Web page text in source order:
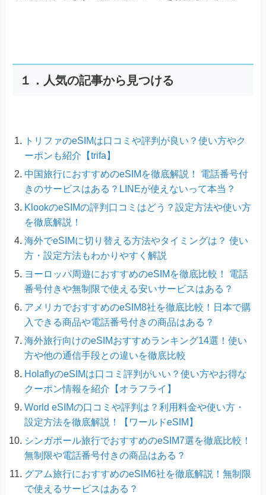
１．人気の記事から見つける
トリファのeSIMは口コミや評判が良い？使い方やク
ーポンも紹介【trifa】
中国旅行におすすめのeSIMを徹底解説！ 電話番号付
きのサービスはある？LINEが使えないって本当？
KlookのeSIMの評判口コミはどう？設定方法や使い方
を徹底解説！
海外でeSIMに切り替える方法やタイミングは？ 使い
方・設定方法もわかりやすく解説
ヨーロッパ周遊におすすめのeSIMを徹底比較！ 電話
番号付きや無制限で使える安いサービスはある？
アメリカでおすすめのeSIM8社を徹底比較！日本で購
入できる商品や電話番号付きの商品はある？
海外旅行向けのeSIMおすすめランキング14選！使い
方や他の通信手段との違いを徹底比較
HolaflyのeSIMは口コミ評判がいい？使い方やお得な
クーポン情報を紹介【オラフライ】
World eSIMの口コミや評判は？利用料金や使い方・
設定方法を徹底解説！【ワールドeSIM】
シンガポール旅行でおすすめのeSIM7選を徹底比較！
無制限や電話番号付きの商品はある？
グアム旅行におすすめのeSIM6社を徹底解説！無制限
で使えるサービスはある？